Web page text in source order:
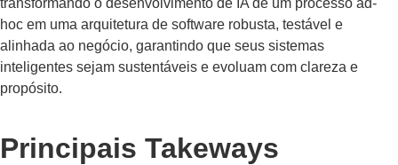
transformando o desenvolvimento de IA de um processo ad-
hoc em uma arquitetura de software robusta, testável e
alinhada ao negócio, garantindo que seus sistemas
inteligentes sejam sustentáveis e evoluam com clareza e
propósito.
Principais Takeways